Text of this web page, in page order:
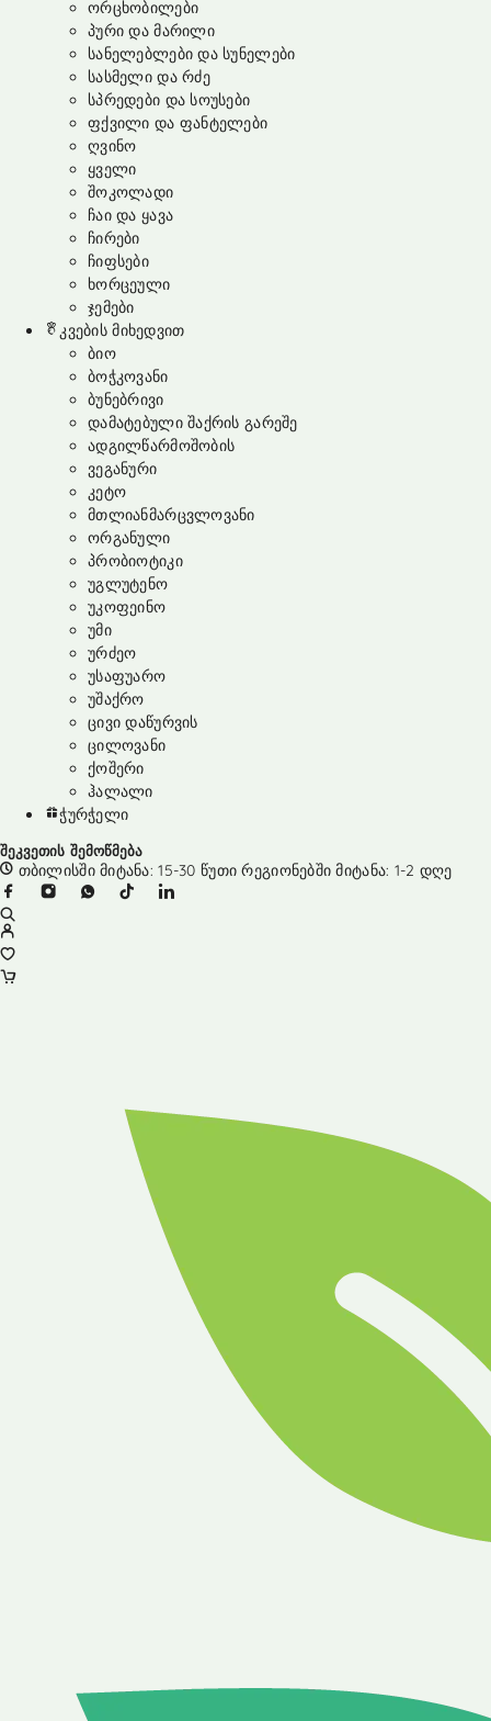
ორცხობილები
პური და მარილი
სანელებლები და სუნელები
სასმელი და რძე
სპრედები და სოუსები
ფქვილი და ფანტელები
ღვინო
ყველი
შოკოლადი
ჩაი და ყავა
ჩირები
ჩიფსები
ხორცეული
ჯემები
კვების მიხედვით
ბიო
ბოჭკოვანი
ბუნებრივი
დამატებული შაქრის გარეშე
ადგილწარმოშობის
ვეგანური
კეტო
მთლიანმარცვლოვანი
ორგანული
პრობიოტიკი
უგლუტენო
უკოფეინო
უმი
ურძეო
უსაფუარო
უშაქრო
ცივი დაწურვის
ცილოვანი
ქოშერი
ჰალალი
ჭურჭელი
შეკვეთის შემოწმება
თბილისში მიტანა: 15-30 წუთი რეგიონებში მიტანა: 1-2 დღე